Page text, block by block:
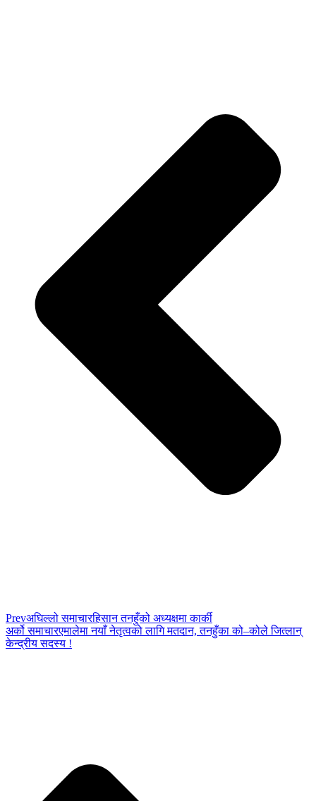
Prevअघिल्लो समाचारहिसान तनहुँको अध्यक्षमा कार्की
अर्को समाचारएमालेमा नयाँ नेतृत्वको लागि मतदान, तनहुँका को–कोले जित्लान्
केन्द्रीय सदस्य !